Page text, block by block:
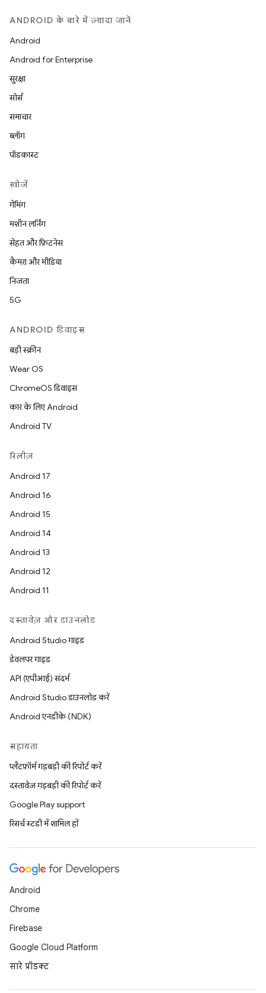
ANDROID के बारे में ज़्यादा जानें
Android
Android for Enterprise
सुरक्षा
सोर्स
समाचार
ब्लॉग
पॉडकास्ट
खोजें
गेमिंग
मशीन लर्निंग
सेहत और फ़िटनेस
कैमरा और मीडिया
निजता
5G
ANDROID डिवाइस
बड़ी स्क्रीन
Wear OS
ChromeOS डिवाइस
कार के लिए Android
Android TV
रिलीज़
Android 17
Android 16
Android 15
Android 14
Android 13
Android 12
Android 11
दस्तावेज़ और डाउनलोड
Android Studio गाइड
डेवलपर गाइड
API (एपीआई) संदर्भ
Android Studio डाउनलोड करें
Android एनडीके (NDK)
सहायता
प्लैटफ़ॉर्म गड़बड़ी की रिपोर्ट करें
दस्तावेज़ गड़बड़ी की रिपोर्ट करें
Google Play support
रिसर्च स्टडी में शामिल हों
Android
Chrome
Firebase
Google Cloud Platform
सारे प्रॉडक्ट